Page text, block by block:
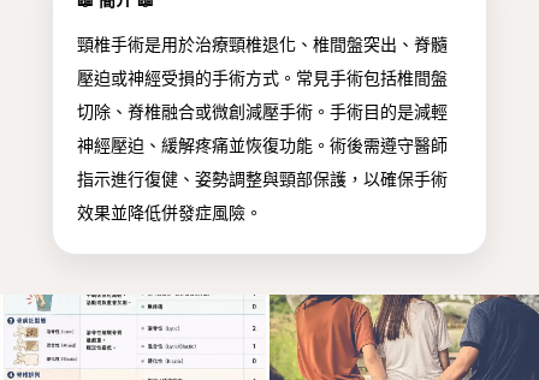
頸椎手術是用於治療頸椎退化、椎間盤突出、脊髓
壓迫或神經受損的手術方式。常見手術包括椎間盤
切除、脊椎融合或微創減壓手術。手術目的是減輕
神經壓迫、緩解疼痛並恢復功能。術後需遵守醫師
指示進行復健、姿勢調整與頸部保護，以確保手術
效果並降低併發症風險。
骨質疏鬆
術後照護